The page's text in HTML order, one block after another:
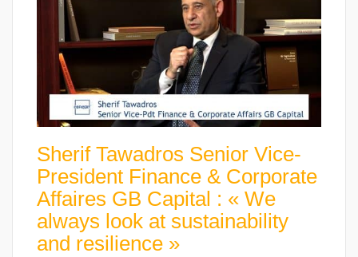
Sherif Tawadros Senior Vice-
President Finance & Corporate
Affaires GB Capital : « We
always look at sustainability
and resilience »